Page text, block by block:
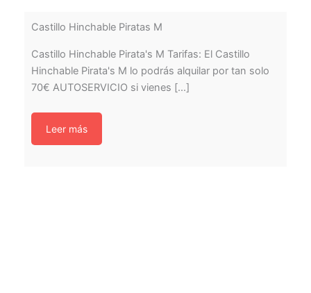
Castillo Hinchable Piratas M
Castillo Hinchable Pirata's M Tarifas: El Castillo
Hinchable Pirata's M lo podrás alquilar por tan solo
70€ AUTOSERVICIO si vienes [...]
Leer más